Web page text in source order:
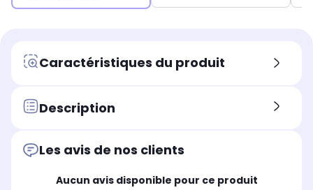
Caractéristiques du produit
Description
Les avis de nos clients
Aucun avis disponible pour ce produit